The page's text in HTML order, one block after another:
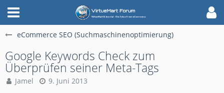
eCommerce SEO (Suchmaschinenoptimierung)
Google Keywords Check zum
Überprüfen seiner Meta-Tags
Jamel 9. Juni 2013